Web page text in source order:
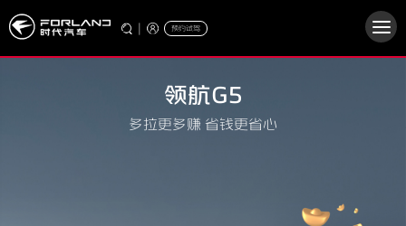
| 预约试驾
领航G5
多拉更多赚 省钱更省心